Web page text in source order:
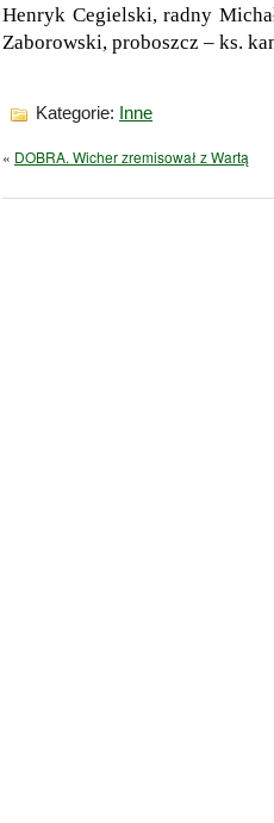
Henryk Cegielski, radny
Zaborowski, proboszcz – ks.
Kategorie: Inne
« DOBRA. Wicher zremisował z Wartą